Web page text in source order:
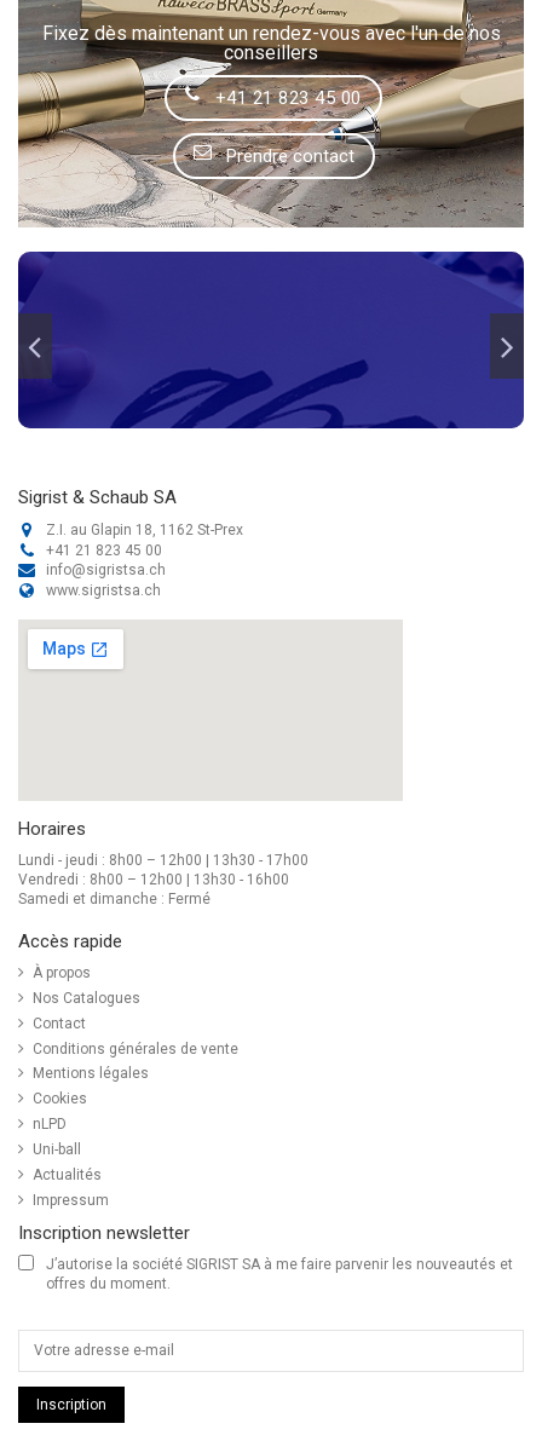
Fixez dès maintenant un rendez-vous avec l'un de nos
conseillers
+41 21 823 45 00
Prendre contact
Sigrist & Schaub SA
Z.I. au Glapin 18, 1162 St-Prex
+41 21 823 45 00
info@sigristsa.ch
www.sigristsa.ch
Horaires
Lundi - jeudi : 8h00 – 12h00 | 13h30 - 17h00
Vendredi : 8h00 – 12h00 | 13h30 - 16h00
Samedi et dimanche : Fermé
Accès rapide
À propos
Nos Catalogues
Contact
Conditions générales de vente
Mentions légales
Cookies
nLPD
Uni-ball
Actualités
Impressum
Inscription newsletter
J’autorise la société SIGRIST SA à me faire parvenir les nouveautés et
offres du moment.
Inscription